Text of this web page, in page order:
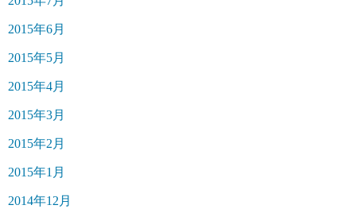
2015年6月
2015年5月
2015年4月
2015年3月
2015年2月
2015年1月
2014年12月